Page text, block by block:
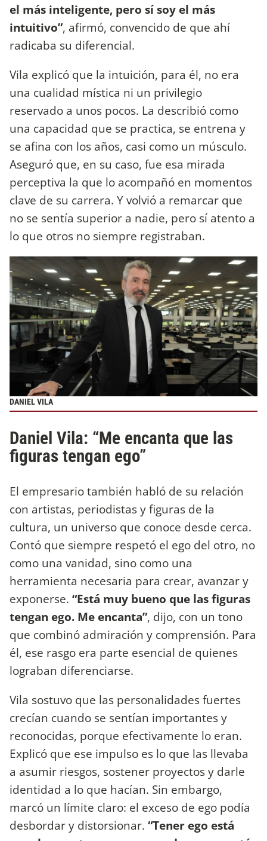
el más inteligente, pero sí soy el más
intuitivo”, afirmó, convencido de que ahí
radicaba su diferencial.
Vila explicó que la intuición, para él, no era
una cualidad mística ni un privilegio
reservado a unos pocos. La describió como
una capacidad que se practica, se entrena y
se afina con los años, casi como un músculo.
Aseguró que, en su caso, fue esa mirada
perceptiva la que lo acompañó en momentos
clave de su carrera. Y volvió a remarcar que
no se sentía superior a nadie, pero sí atento a
lo que otros no siempre registraban.
DANIEL VILA
Daniel Vila: “Me encanta que las
figuras tengan ego”
El empresario también habló de su relación
con artistas, periodistas y figuras de la
cultura, un universo que conoce desde cerca.
Contó que siempre respetó el ego del otro, no
como una vanidad, sino como una
herramienta necesaria para crear, avanzar y
exponerse. “Está muy bueno que las figuras
tengan ego. Me encanta”, dijo, con un tono
que combinó admiración y comprensión. Para
él, ese rasgo era parte esencial de quienes
lograban diferenciarse.
Vila sostuvo que las personalidades fuertes
crecían cuando se sentían importantes y
reconocidas, porque efectivamente lo eran.
Explicó que ese impulso es lo que las llevaba
a asumir riesgos, sostener proyectos y darle
identidad a lo que hacían. Sin embargo,
marcó un límite claro: el exceso de ego podía
desbordar y distorsionar. “Tener ego está